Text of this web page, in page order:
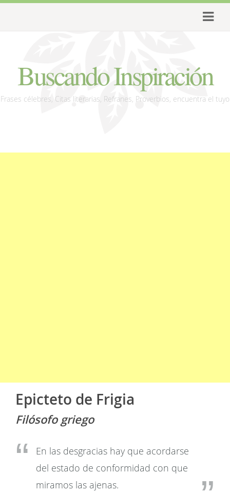
Buscando Inspiración
Frases célebres, Citas literarias, Refranes, Proverbios, encuentra el tuyo
Epicteto de Frigia
Filósofo griego
En las desgracias hay que acordarse
del estado de conformidad con que
miramos las ajenas.